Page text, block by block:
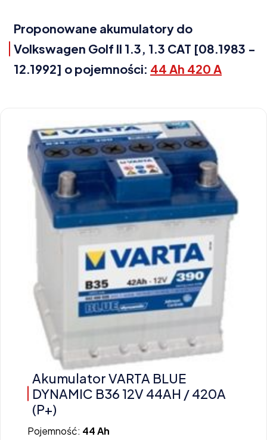
Proponowane akumulatory do
Volkswagen Golf II 1.3, 1.3 CAT [08.1983 -
12.1992] o pojemności: 44 Ah 420 A
Akumulator VARTA BLUE
DYNAMIC B36 12V 44AH / 420A
(P+)
Pojemność: 44 Ah